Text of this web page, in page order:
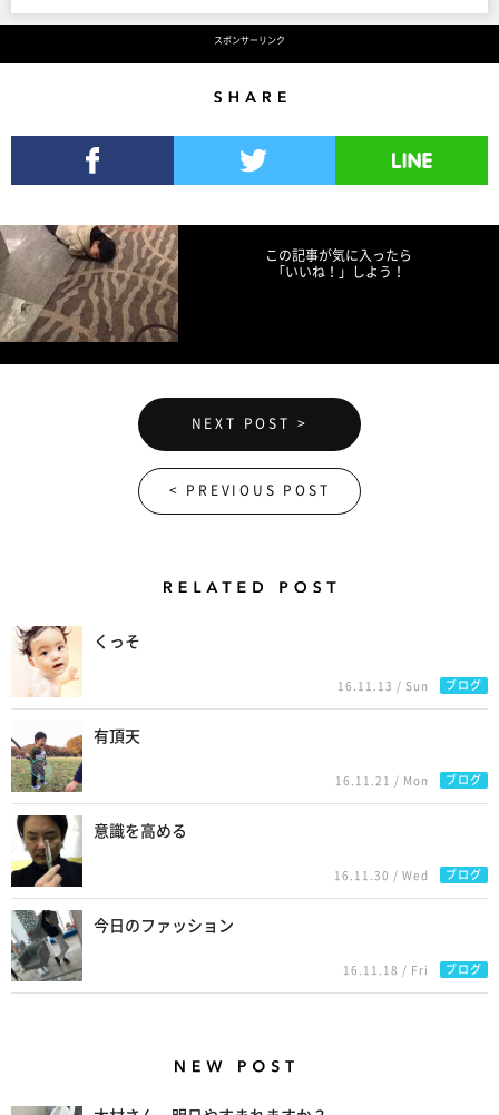
スポンサーリンク
この記事が気に入ったら
「いいね！」しよう！
NEXT POST >
< PREVIOUS POST
くっそ
16.11.13 / Sun ブログ
有頂天
16.11.21 / Mon ブログ
意識を高める
16.11.30 / Wed ブログ
今日のファッション
16.11.18 / Fri ブログ